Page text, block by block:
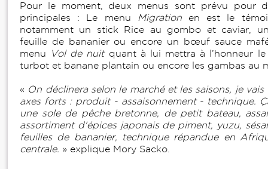
Pour le moment, deux menus sont prévu pour
principales : Le menu
Migrationen est le
notamment un stick Rice au gombo et caviar,
feuille de bananier ou encore un bœuf sauce
menu
Vol de nuitquant à lui mettra à l’honneur le
turbot et banane plantain ou encore les gambas au
« On déclinera selon le marché et les saisons, je
axes forts : produit - assaisonnement - technique.
une sole de pêche bretonne, de petit bateau,
assortiment d'épices japonais de piment, yuzu,
feuilles de bananier, technique répandue en
centrale. » explique Mory Sacko.